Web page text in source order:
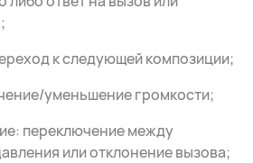
к следующей композиции;
уменьшение громкости;
переключение между
или отклонение вызова;